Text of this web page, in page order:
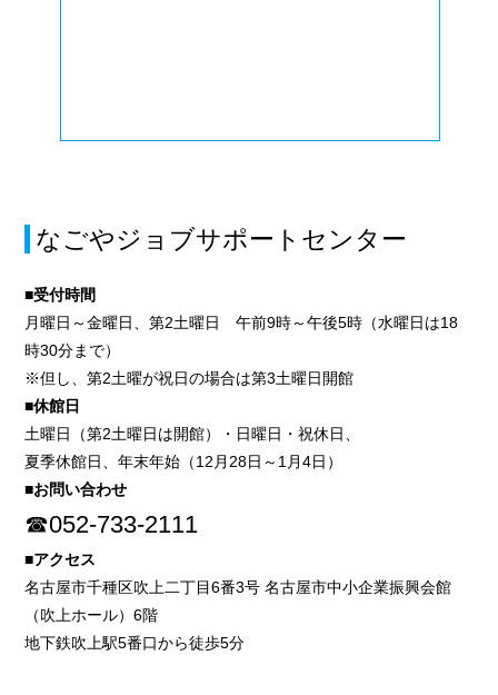
なごやジョブサポートセンター
■受付時間
月曜日～金曜日、第2土曜日 午前9時～午後5時（水曜日は18
時30分まで）
※但し、第2土曜が祝日の場合は第3土曜日開館
■休館日
土曜日（第2土曜日は開館）・日曜日・祝休日、
夏季休館日、年末年始（12月28日～1月4日）
■お問い合わせ
☎052-733-2111
■アクセス
名古屋市千種区吹上二丁目6番3号 名古屋市中小企業振興会館
（吹上ホール）6階
地下鉄吹上駅5番口から徒歩5分